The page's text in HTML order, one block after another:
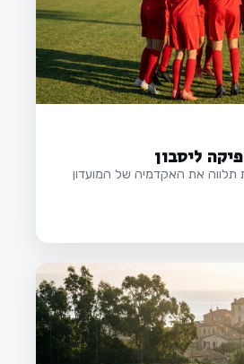
ליסבון
תלווה את האקדמיה של המועדון